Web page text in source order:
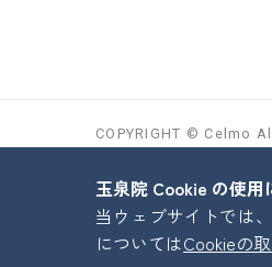
COPYRIGHT © Celmo
玉泉院 Cookie の使用
当ウェブサイトでは
についてはCookieの